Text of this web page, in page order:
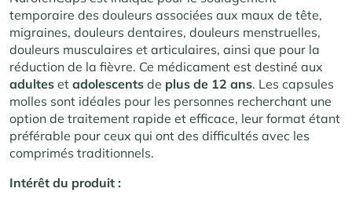
temporaire des douleurs associées aux maux de tête,
migraines, douleurs dentaires, douleurs menstruelles,
douleurs musculaires et articulaires, ainsi que pour la
réduction de la fièvre. Ce médicament est destiné aux
adultes et adolescents de plus de 12 ans. Les capsules
molles sont idéales pour les personnes recherchant une
option de traitement rapide et efficace, leur format étant
préférable pour ceux qui ont des difficultés avec les
comprimés traditionnels.
Intérêt du produit :